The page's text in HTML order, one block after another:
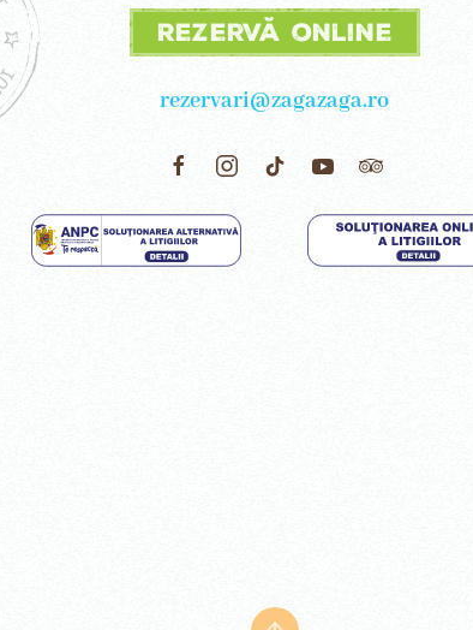
Rezervă online
rezervari@zagazaga.ro